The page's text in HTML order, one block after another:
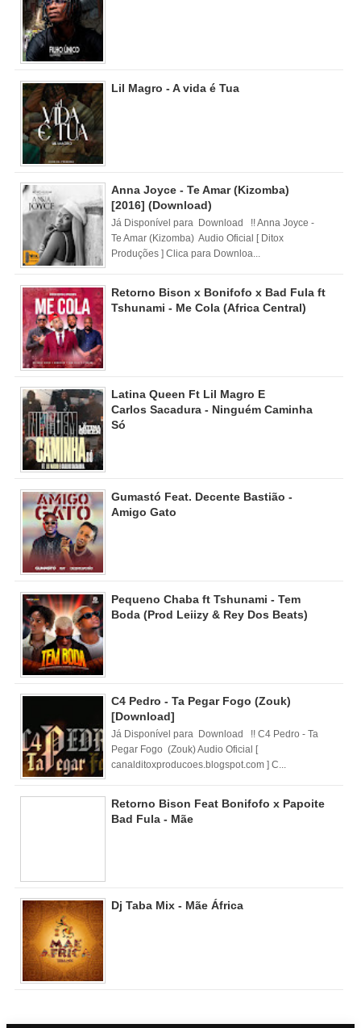
Lil Magro - A vida é Tua
Anna Joyce - Te Amar (Kizomba)
[2016] (Download)
Já Disponível para Download !! Anna Joyce -
Te Amar (Kizomba) Audio Oficial [ Ditox
Produções ] Clica para Downloa...
Retorno Bison x Bonifofo x Bad Fula ft
Tshunami - Me Cola (Africa Central)
Latina Queen Ft Lil Magro E
Carlos Sacadura - Ninguém Caminha
Só
Gumastó Feat. Decente Bastião -
Amigo Gato
Pequeno Chaba ft Tshunami - Tem
Boda (Prod Leiizy & Rey Dos Beats)
C4 Pedro - Ta Pegar Fogo (Zouk)
[Download]
Já Disponível para Download !! C4 Pedro - Ta
Pegar Fogo (Zouk) Audio Oficial [
canalditoxproducoes.blogspot.com ] C...
Retorno Bison Feat Bonifofo x Papoite
Bad Fula - Mãe
Dj Taba Mix - Mãe África